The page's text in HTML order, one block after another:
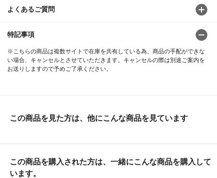
よくあるご質問
特記事項
※こちらの商品は複数サイトで在庫を共有している為、商品の手配ができな
い場合、キャンセルとさせていただきます。キャンセルの際は別途ご案内を
お送りしますので予めご了承ください。
この商品を見た方は、他にこんな商品を見ています
この商品を購入された方は、一緒にこんな商品を購入して
います。